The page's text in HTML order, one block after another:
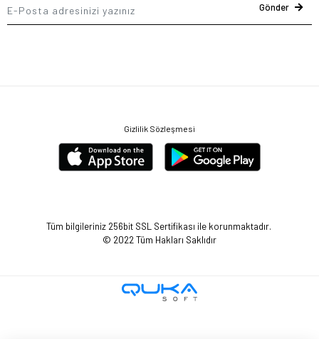
Gönder
Gizlilik Sözleşmesi
Tüm bilgileriniz 256bit SSL Sertifikası ile korunmaktadır.
© 2022 Tüm Hakları Saklıdır